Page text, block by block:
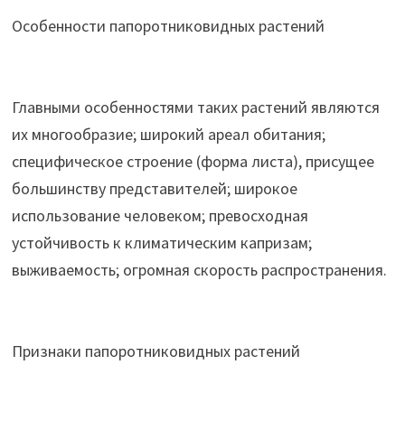
Особенности папоротниковидных растений
Главными особенностями таких растений являются
их многообразие; широкий ареал обитания;
специфическое строение (форма листа), присущее
большинству представителей; широкое
использование человеком; превосходная
устойчивость к климатическим капризам;
выживаемость; огромная скорость распространения.
Признаки папоротниковидных растений